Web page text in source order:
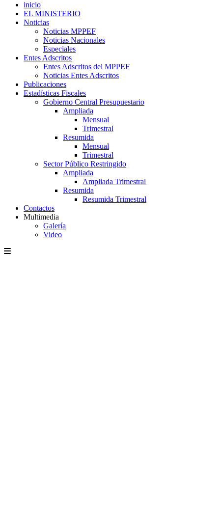
inicio
EL MINISTERIO
Noticias
Noticias MPPEF
Noticias Nacionales
Especiales
Entes Adscritos
Entes Adscritos del MPPEF
Noticias Entes Adscritos
Publicaciones
Estadísticas Fiscales
Gobierno Central Presupuestario
Ampliada
Mensual
Trimestral
Resumida
Mensual
Trimestral
Sector Público Restringido
Ampliada
Ampliada Trimestral
Resumida
Resumida Trimestral
Contactos
Multimedia
Galería
Video